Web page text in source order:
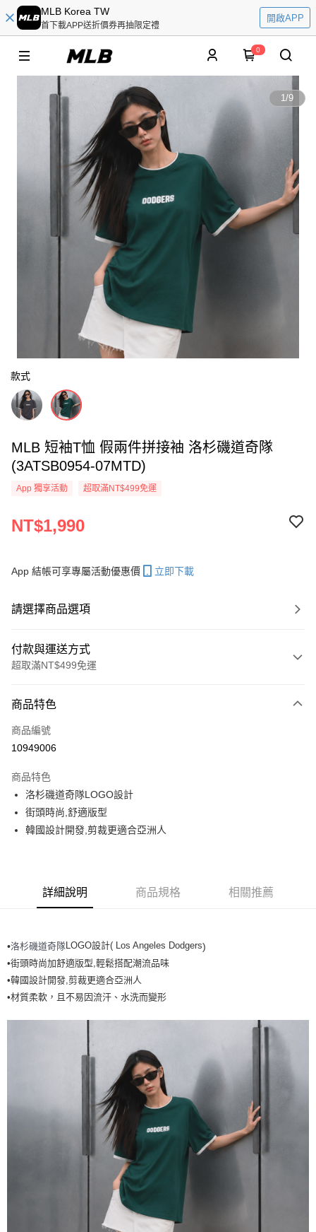
MLB Korea TW
首下載APP送折價券再抽限定禮
開啟APP
0
1/9
款式
MLB 短袖T恤 假兩件拼接袖 洛杉磯道奇隊
(3ATSB0954-07MTD)
App 獨享活動 超取滿NT$499免運
NT$1,990
App 結帳可享專屬活動優惠價 立即下載
請選擇商品選項
付款與運送方式
超取滿NT$499免運
信用卡一次付款
超商取貨付款
Apple Pay
街口支付
全家取貨付款<未取貨列黑名單/不支援離島取退>
全家取貨<不支援離島取退>
每筆NT$60，滿NT$499(含以上)免運費
7-11取貨付款<未取貨列黑名單/不支援離島取退>
每筆NT$60，滿NT$499(含以上)免運費
每筆NT$80，滿NT$699(含以上)免運費
商品特色
商品編號
10949006
商品特色
洛杉磯道奇隊LOGO設計
街頭時尚,舒適版型
韓國設計開發,剪裁更適合亞洲人
詳細說明 商品規格 相關推薦
•洛杉磯道奇隊LOGO設計( Los Angeles Dodgers)
•街頭時尚加舒適版型,輕鬆搭配潮流品味
•韓國設計開發,剪裁更適合亞洲人
•材質柔軟，且不易因流汗、水洗而變形